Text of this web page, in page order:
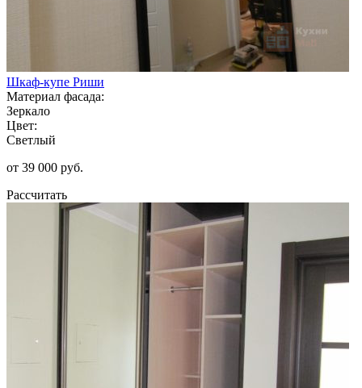
Шкаф-купе Риши
Материал фасада:
Зеркало
Цвет:
Светлый
от 39 000 руб.
Рассчитать